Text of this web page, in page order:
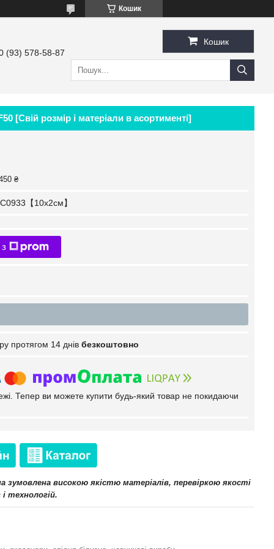
Кошик
(93) 578-58-87
Кошик
[Свій розмір і матеріали в асортименті]
₴
【10x2см】
протягом 14 днів безкоштовно
Тепер ви можете купити будь-який товар не покидаючи
зумовлена високою якістю матеріалів, перевіркою якості
технологій.